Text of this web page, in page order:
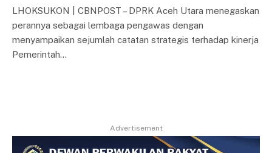
LHOKSUKON | CBNPOST – DPRK Aceh Utara menegaskan
perannya sebagai lembaga pengawas dengan
menyampaikan sejumlah catatan strategis terhadap kinerja
Pemerintah…
Advertisement